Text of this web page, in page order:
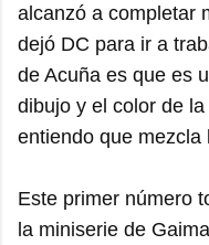
alcanzó a completar
dejó DC para ir a
de Acuña es que es
dibujo y el color de
entiendo que mezcla
Este primer número
la miniserie de